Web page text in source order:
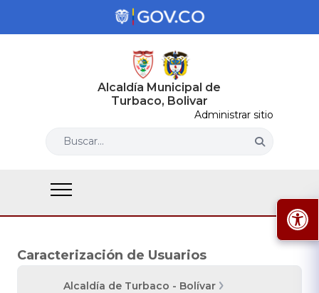
Alcaldía Municipal de
Turbaco, Bolivar
Administrar sitio
Buscar...
Caracterización de Usuarios
Alcaldía de Turbaco - Bolívar